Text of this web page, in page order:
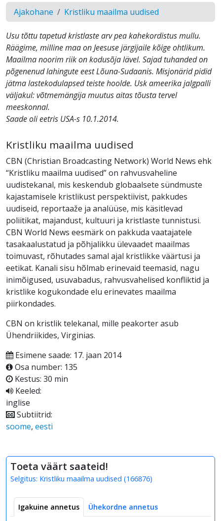
Ajakohane Kristliku maailma uudised
Usu tõttu tapetud kristlaste arv pea kahekordistus mullu.
Räägime, milline maa on Jeesuse järgijaile kõige ohtlikum.
Maailma noorim riik on kodusõja lävel. Sajad tuhanded on
põgenenud lahingute eest Lõuna-Sudaanis. Misjonärid pidid
jätma lastekodulapsed teiste hoolde. Usk ameerika jalgpalli
väljakul: võtmemängija muutus aitas tõusta tervel
meeskonnal.
Saade oli eetris USA-s 10.1.2014.
Kristliku maailma uudised
CBN (Christian Broadcasting Network) World News ehk
“Kristliku maailma uudised” on rahvusvaheline
uudistekanal, mis keskendub globaalsete sündmuste
kajastamisele kristlikust perspektiivist, pakkudes
uudiseid, reportaaže ja analüüse, mis käsitlevad
poliitikat, majandust, kultuuri ja kristlaste tunnistusi.
CBN World News eesmärk on pakkuda vaatajatele
tasakaalustatud ja põhjalikku ülevaadet maailmas
toimuvast, rõhutades samal ajal kristlikke väärtusi ja
eetikat. Kanali sisu hõlmab erinevaid teemasid, nagu
inimõigused, usuvabadus, rahvusvahelised konfliktid ja
kristlike kogukondade elu erinevates maailma
piirkondades.
CBN on kristlik telekanal, mille peakorter asub
Ühendriikides, Virginias.
Esimene saade: 17. jaan 2014
Osa number: 135
Kestus: 30 min
Keeled:
inglise
Subtiitrid:
soome, eesti
Toeta väärt saateid!
Selgitus: Kristliku maailma uudised (166876)
Igakuine annetus Ühekordne annetus